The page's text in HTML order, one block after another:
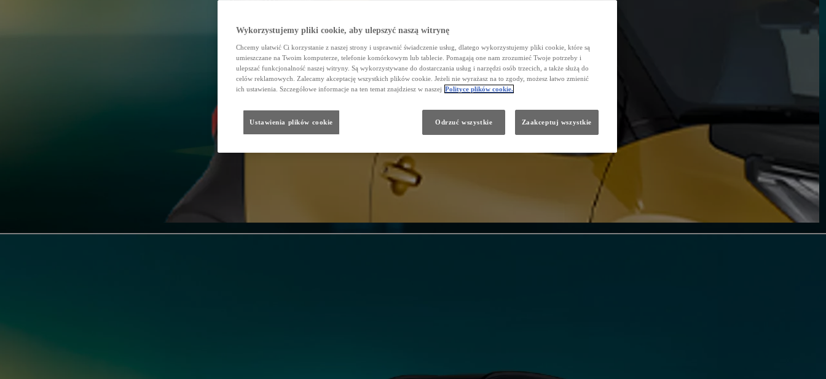
Wykorzystujemy pliki cookie, aby ulepszyć naszą witrynę
Chcemy ułatwić Ci korzystanie z naszej strony i usprawnić świadczenie usług, dlatego wykorzystujemy pliki cookie, które są
umieszczane na Twoim komputerze, telefonie komórkowym lub tablecie. Pomagają one nam zrozumieć Twoje potrzeby i
ulepszać funkcjonalność naszej witryny. Są wykorzystywane do dostarczania usług i narzędzi osób trzecich, a także służą do
celów reklamowych. Zalecamy akceptację wszystkich plików cookie. Jeżeli nie wyrażasz na to zgody, możesz łatwo zmienić
ich ustawienia. Szczegółowe informacje na ten temat znajdziesz w naszej Polityce plików cookie.
Ustawienia plików cookie Odrzuć wszystkie Zaakceptuj wszystkie